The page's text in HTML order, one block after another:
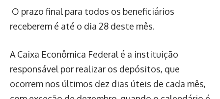
O prazo final para todos os beneficiários
receberem é até o dia 28 deste mês.
A Caixa Econômica Federal é a instituição
responsável por realizar os depósitos, que
ocorrem nos últimos dez dias úteis de cada mês,